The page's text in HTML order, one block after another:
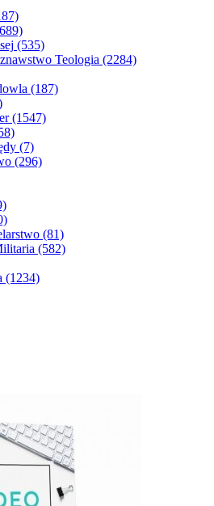
(535)
Teologia (2284)
(187)
(1547)
(7)
(296)
(81)
(582)
(1234)